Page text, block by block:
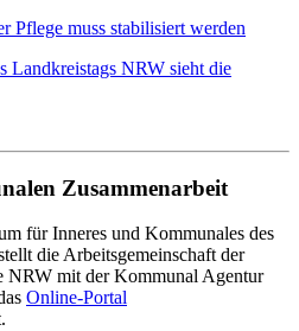
Pflege muss stabilisiert werden
Landkreistags NRW sieht die
Zusammenarbeit
für Inneres und Kommunales des
die Arbeitsgemeinschaft der
NRW mit der Kommunal Agentur
Online-Portal